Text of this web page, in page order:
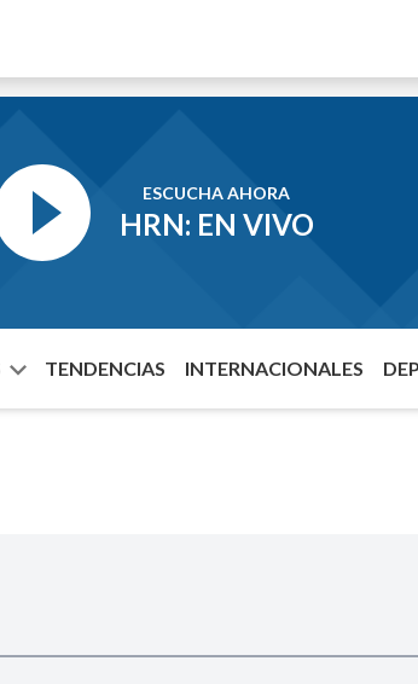
ESCUCHA AHORA
HRN: EN VIVO
TENDENCIAS INTERNACIONALES